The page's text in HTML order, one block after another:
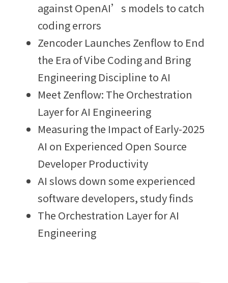
against OpenAI’s models to catch
coding errors
Zencoder Launches Zenflow to End
the Era of Vibe Coding and Bring
Engineering Discipline to AI
Meet Zenflow: The Orchestration
Layer for AI Engineering
Measuring the Impact of Early-2025
AI on Experienced Open Source
Developer Productivity
AI slows down some experienced
software developers, study finds
The Orchestration Layer for AI
Engineering